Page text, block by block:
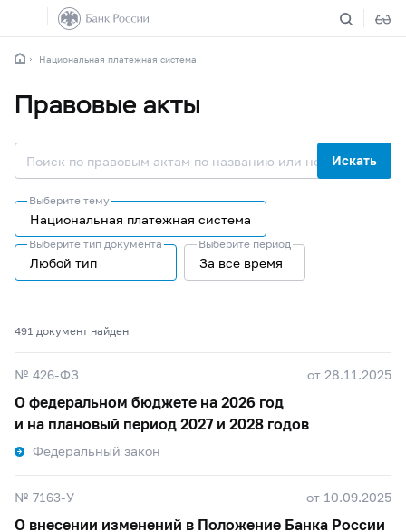
Национальная платежная система
Правовые акты
Искать
Выберите тему
Национальная платежная система
Выберите тип документа
Любой тип
Выберите период
За все время
491 документ найден
№ 426-ФЗ от 28.11.2025
О федеральном бюджете на 2026 год
и на плановый период 2027 и 2028 годов
Федеральный закон
№ 7163-У от 10.09.2025
О внесении изменений в Положение Банка России